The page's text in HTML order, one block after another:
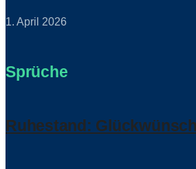
1. April 2026
Sprüche
Ruhestand: